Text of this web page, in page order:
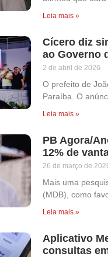
Leia mais »
Cícero diz
ao Governo
2 de abril de 2026
O prefeito de
Paraíba. O
Leia mais »
PB Agora/
12% de
26 de março de
Mais uma
(MDB), como
Leia mais »
Aplicativo
consultas